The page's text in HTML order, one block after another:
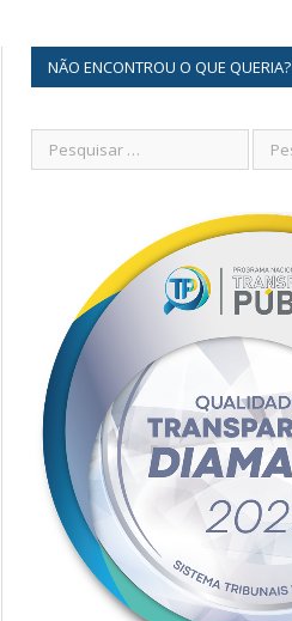
NÃO ENCONTROU O QUE QUERIA?